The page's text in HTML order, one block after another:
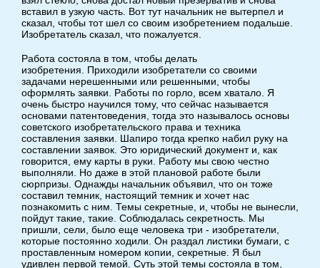
вставил в узкую часть. Вот тут начальник не вытерпел и
сказал, чтобы тот шел со своим изобретением подальше.
Изобретатель сказал, что пожалуется.
Работа состояла в том, чтобы делать
изобретения. Приходили изобретатели со своими
задачами нерешенными или решенными, чтобы
оформлять заявки. Работы по горло, всем хватало. Я
очень быстро научился тому, что сейчас называется
основами патентоведения, тогда это называлось основы
советского изобретательского права и техника
составления заявки. Шапиро тогда крепко набил руку на
составлении заявок. Это юридический документ и, как
говорится, ему карты в руки. Работу мы свою честно
выполняли. Но даже в этой плановой работе были
сюрпризы. Однажды начальник объявил, что он тоже
составил темник, настоящий темник и хочет нас
познакомить с ним. Темы секретные, и, чтобы не вынесли,
пойдут такие, такие. Соблюдалась секретность. Мы
пришли, сели, было еще человека три - изобретатели,
которые постоянно ходили. Он раздал листики бумаги, с
проставленным номером копии, секретные. Я был
удивлен первой темой. Суть этой темы состояла в том,